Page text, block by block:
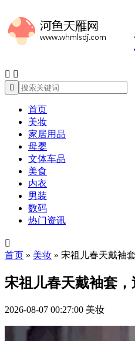
 

首页
美妆
家居用品
母婴
文体车品
美食
内衣
男装
数码
热门资讯

首页 » 美妆 » 宋祖儿春天戴袖
宋祖儿春天戴袖套，
2026-08-07 00:27:00 美妆